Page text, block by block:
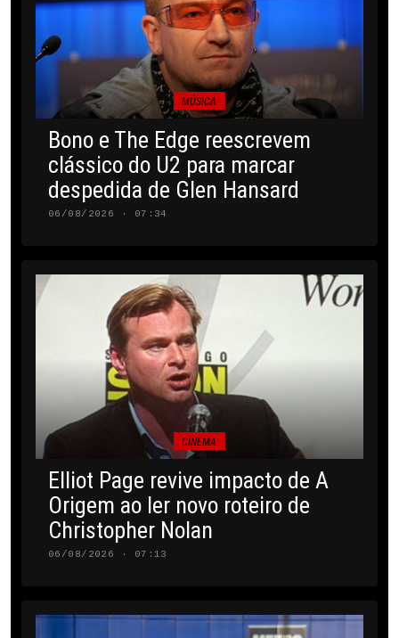
MÚSICA
Bono e The Edge reescrevem
clássico do U2 para marcar
despedida de Glen Hansard
06/08/2026 · 07:34
CINEMA
Elliot Page revive impacto de A
Origem ao ler novo roteiro de
Christopher Nolan
06/08/2026 · 07:13